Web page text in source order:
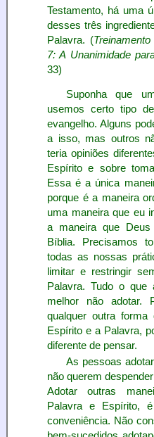
Testamento, há uma
desses três
Palavra. (
7: A Unanimidade
33)
Suponha que
usemos certo tipo
evangelho. Alguns
a isso, mas outros
teria opiniões
Espírito e sobre
Essa é a única
porque é a maneira
uma maneira que eu
a maneira que
Bíblia. Precisamos
todas as nossas
limitar e restringir
Palavra. Tudo o que
melhor não adotar.
qualquer outra
Espírito e a Palavra,
diferente de pensar.
As pessoas
não querem
Adotar outras
Palavra e Espírito,
conveniência. Não